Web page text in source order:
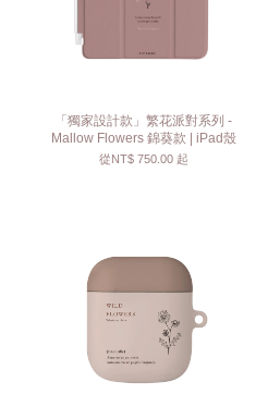
「獨家設計款」繁花派對系列 -
Mallow Flowers 錦葵款 | iPad殼
從NT$ 750.00 起